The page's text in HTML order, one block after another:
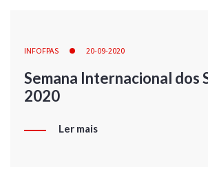
INFOFPAS 20-09-2020
Semana Internacional dos
2020
Ler mais